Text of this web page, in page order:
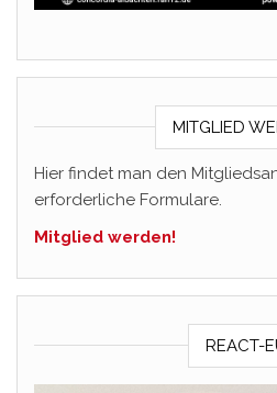
MITGLIED
Hier findet man den
erforderliche Formulare.
Mitglied werden!
REACT-